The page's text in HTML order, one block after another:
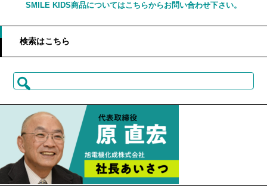
SMILE KIDS商品についてはこちらからお問い合わせ下さい。
検索はこちら
検
索: